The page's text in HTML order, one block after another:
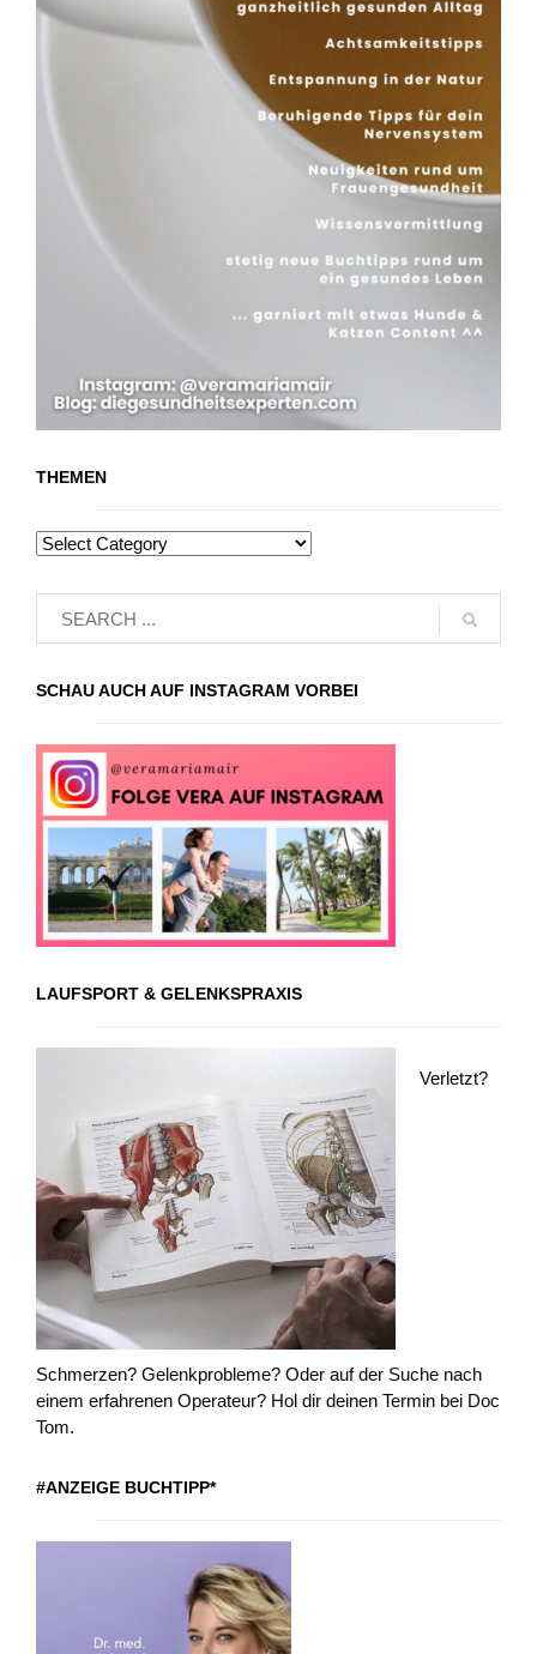
THEMEN
SCHAU AUCH AUF INSTAGRAM VORBEI
LAUFSPORT & GELENKSPRAXIS
Verletzt?
Schmerzen? Gelenkprobleme? Oder auf der Suche nach
einem erfahrenen Operateur? Hol dir deinen Termin bei Doc
Tom.
#ANZEIGE BUCHTIPP*